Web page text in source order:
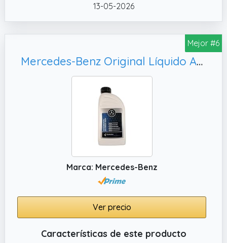
13-05-2026
Mejor #6
Mercedes-Benz Original Líquido Anticongelante Refrigerante Puro MB 325.6 1 Litro, A000989180809
Marca: Mercedes-Benz
Ver precio
Características de este producto